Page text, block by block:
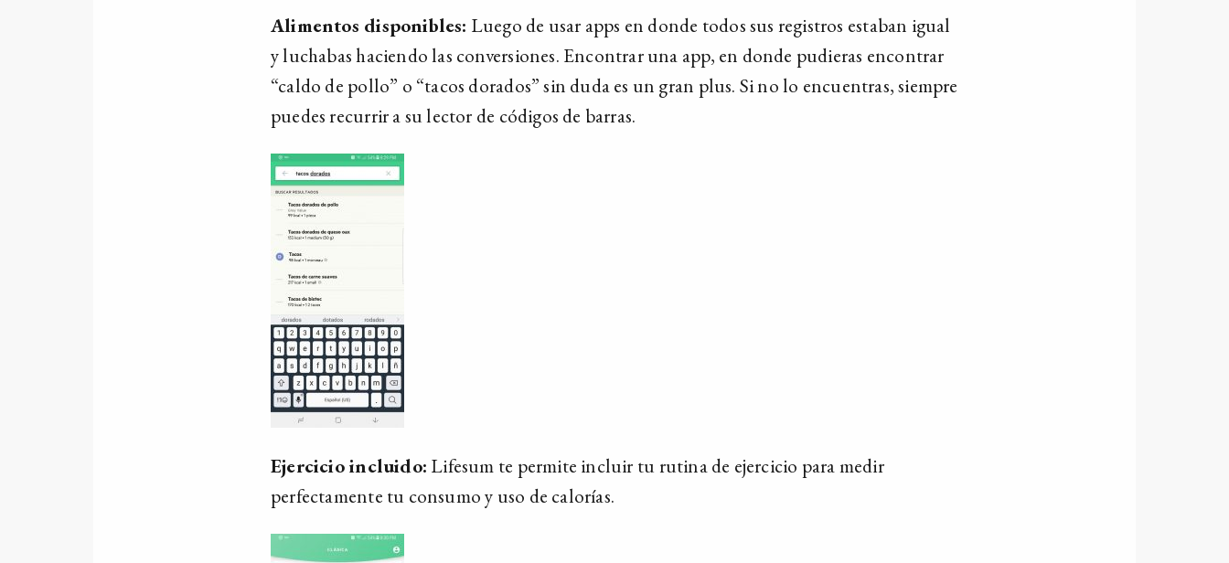
Alimentos disponibles: Luego de usar apps en donde todos sus registros estaban igual
y luchabas haciendo las conversiones. Encontrar una app, en donde pudieras encontrar
“caldo de pollo” o “tacos dorados” sin duda es un gran plus. Si no lo encuentras, siempre
puedes recurrir a su lector de códigos de barras.
Ejercicio incluido: Lifesum te permite incluir tu rutina de ejercicio para medir
perfectamente tu consumo y uso de calorías.